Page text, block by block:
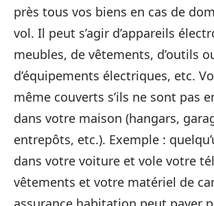
près tous vos biens en cas de
vol. Il peut s’agir d’appareils
meubles, de vêtements, d’outils
d’équipements électriques, etc.
même couverts s’ils ne sont pas
dans votre maison (hangars,
entrepôts, etc.). Exemple :
dans votre voiture et vole votre
vêtements et votre matériel de